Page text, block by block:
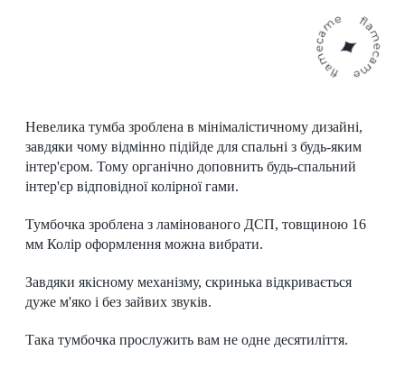
Невелика тумба зроблена в мінімалістичному дизайні,
завдяки чому відмінно підійде для спальні з будь-яким
інтер'єром. Тому органічно доповнить будь-спальний
інтер'єр відповідної колірної гами.
Тумбочка зроблена з ламінованого ДСП, товщиною 16
мм Колір оформлення можна вибрати.
Завдяки якісному механізму, скринька відкривається
дуже м'яко і без зайвих звуків.
Така тумбочка прослужить вам не одне десятиліття.